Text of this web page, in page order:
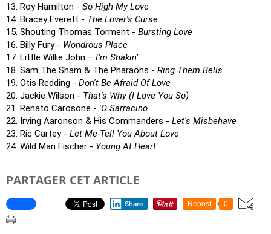
13. Roy Hamilton - So High My Love
14. Bracey Everett - The Lover's Curse
15. Shouting Thomas Torment - Bursting Love
16. Billy Fury - Wondrous Place
17. Little Willie John – I’m Shakin’
18. Sam The Sham & The Pharaohs - Ring Them Bells
19. Otis Redding - Don't Be Afraid Of Love
20. Jackie Wilson - That's Why (I Love You So)
21. Renato Carosone - 'O Sarracino
22. Irving Aaronson & His Commanders - Let's Misbehave
23. Ric Cartey - Let Me Tell You About Love
24. Wild Man Fischer - Young At Heart
PARTAGER CET ARTICLE
Share Repost 0